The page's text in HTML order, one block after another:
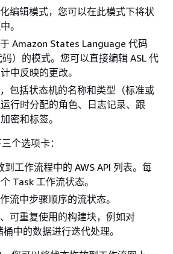
编辑模式，您可以在此模式下将状
。
Amazon States Language 代码
码）的模式。您可以直接编辑 ASL 代
中反映的更改。
包括状态机的名称和类型（标准或
行时分配的角色、日志记录、跟
密和标签。
个选项卡：
到工作流程中的 AWS API 列表。每
Task 工作流状态。
流中步骤顺序的流状态。
可重复使用的构建块，例如对
中的数据进行迭代处理。